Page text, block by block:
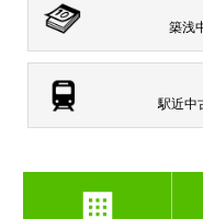
築浅
駅近中